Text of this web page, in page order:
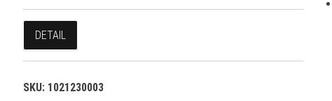
DETAIL
SKU: 1021230003